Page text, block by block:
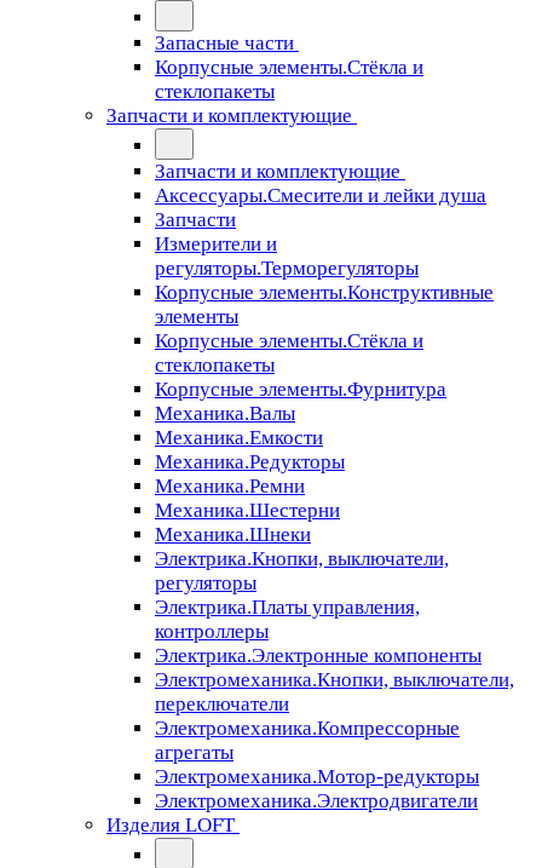
Запасные части
Корпусные элементы.Стёкла и
стеклопакеты
Запчасти и комплектующие
Запчасти и комплектующие
Аксессуары.Смесители и лейки душа
Запчасти
Измерители и
регуляторы.Терморегуляторы
Корпусные элементы.Конструктивные
элементы
Корпусные элементы.Стёкла и
стеклопакеты
Корпусные элементы.Фурнитура
Механика.Валы
Механика.Емкости
Механика.Редукторы
Механика.Ремни
Механика.Шестерни
Механика.Шнеки
Электрика.Кнопки, выключатели,
регуляторы
Электрика.Платы управления,
контроллеры
Электрика.Электронные компоненты
Электромеханика.Кнопки, выключатели,
переключатели
Электромеханика.Компрессорные
агрегаты
Электромеханика.Мотор-редукторы
Электромеханика.Электродвигатели
Изделия LOFT